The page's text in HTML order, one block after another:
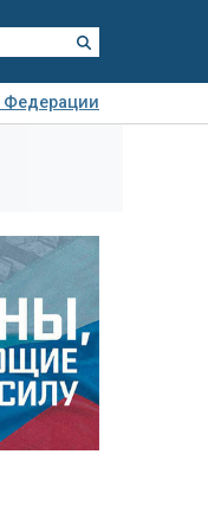
Федерации